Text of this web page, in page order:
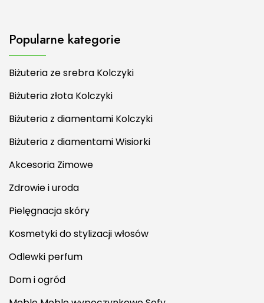
Popularne kategorie
Biżuteria ze srebra Kolczyki
Biżuteria złota Kolczyki
Biżuteria z diamentami Kolczyki
Biżuteria z diamentami Wisiorki
Akcesoria Zimowe
Zdrowie i uroda
Pielęgnacja skóry
Kosmetyki do stylizacji włosów
Odlewki perfum
Dom i ogród